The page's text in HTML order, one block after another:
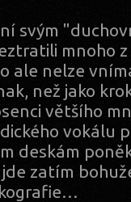
svým
mnoho
ale nelze
než jako
většího
vokálu
deskám
zatím